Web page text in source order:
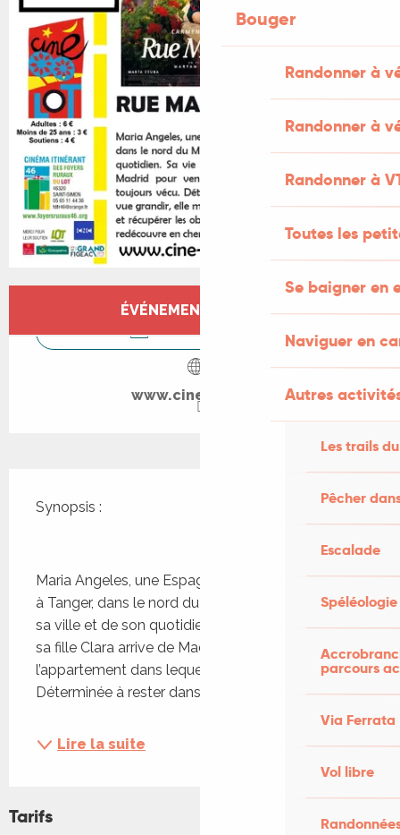
Bouger
Randonner à
Randonner à
Randonner à
Toutes les
Se baigner en
Naviguer en
Autres
Les trails
Pêcher
Escalade
Spéléologie
parcours
Via Ferrata
Vol libre
Ouverture et coordonnées
ÉVÉNEMENT TERMINÉ
CONTACTEZ-NOUS
www.cine-lot.com
Synopsis :
Maria Angeles, une Espagnole de 79 ans, vit seule
à Tanger, dans le nord du Maroc, où elle profite de
sa ville et de son quotidien. Sa vie bascule lorsque
sa fille Clara arrive de Madrid pour vendre
l’appartement dans lequel elle a toujours vécu.
Déterminée à rester dans cette ville qui...
Lire la suite
Tarifs